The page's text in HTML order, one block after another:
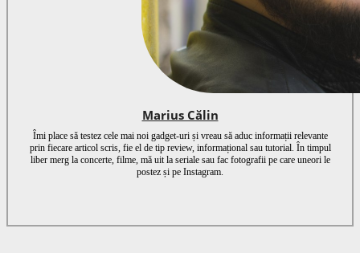
Marius Călin
Îmi place să testez cele mai noi gadget-uri și vreau să aduc informații relevante
prin fiecare articol scris, fie el de tip review, informațional sau tutorial. În timpul
liber merg la concerte, filme, mă uit la seriale sau fac fotografii pe care uneori le
postez și pe Instagram.